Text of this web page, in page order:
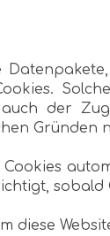
der
Gründen
Cookies
sobald
diese